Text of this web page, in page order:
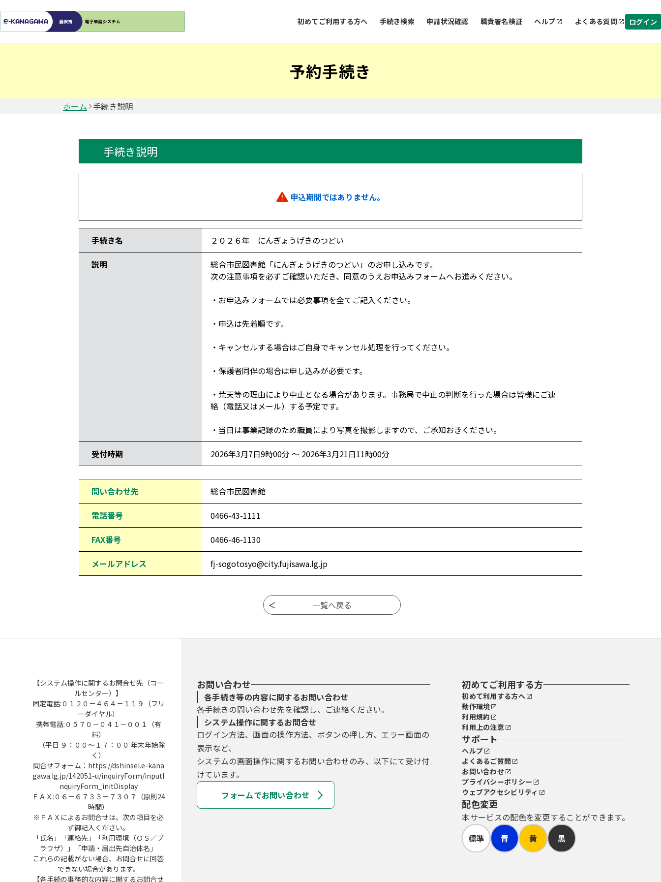
初めてご利用する方へ 手続き検索 申請状況確認 職責署名検証 ヘルプ よくある質問 ログイン
予約手続き
ホーム 手続き説明
手続き説明
申込期間ではありません。
手続き名 ２０２６年 にんぎょうげきのつどい
説明
総合市民図書館「にんぎょうげきのつどい」のお申し込みです。
次の注意事項を必ずご確認いただき、同意のうえお申込みフォームへお進みください。
・お申込みフォームでは必要事項を全てご記入ください。
・申込は先着順です。
・キャンセルする場合はご自身でキャンセル処理を行ってください。
・保護者同伴の場合は申し込みが必要です。
・荒天等の理由により中止となる場合があります。事務局で中止の判断を行った場合は皆様にご連
絡（電話又はメール）する予定です。
・当日は事業記録のため職員により写真を撮影しますので、ご承知おきください。
受付時期 2026年3月7日9時00分 ～ 2026年3月21日11時00分
問い合わせ先 総合市民図書館
電話番号 0466-43-1111
FAX番号 0466-46-1130
メールアドレス fj-sogotosyo@city.fujisawa.lg.jp
【システム操作に関するお問合せ先（コー
ルセンター）】
固定電話:０１２０－４６４－１１９（フリ
ーダイヤル）
携帯電話:０５７０－０４１－００１（有
料）
（平日 ９：００～１７：００ 年末年始除
く）
問合せフォーム：https://dshinsei.e-kana
gawa.lg.jp/142051-u/inquiryForm/inputI
nquiryForm_initDisplay
ＦＡＸ:０６－６７３３－７３０７（原則24
時間）
※ＦＡＸによるお問合せは、次の項目を必
ず御記入ください。
「氏名」「連絡先」「利用環境（ＯＳ／ブ
ラウザ）」「申請・届出先自治体名」
これらの記載がない場合、お問合せに回答
できない場合があります。
【各手続の事務的な内容に関するお問合せ
お問い合わせ
各手続き等の内容に関するお問い合わせ
各手続きの問い合わせ先を確認し、ご連絡ください。
システム操作に関するお問合せ
ログイン方法、画面の操作方法、ボタンの押し方、エラー画面の
表示など、
システムの画面操作に関するお問い合わせのみ、以下にて受け付
けています。
フォームでお問い合わせ
初めてご利用する方
初めて利用する方へ
動作環境
利用規約
利用上の注意
サポート
ヘルプ
よくあるご質問
お問い合わせ
プライバシーポリシー
ウェブアクセシビリティ
配色変更
本サービスの配色を変更することができます。
標準
青 黄 黒